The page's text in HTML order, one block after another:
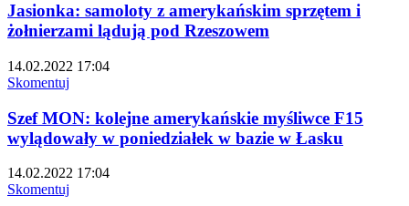
Jasionka: samoloty z amerykańskim sprzętem i
żołnierzami lądują pod Rzeszowem
14.02.2022 17:04
Skomentuj
Szef MON: kolejne amerykańskie myśliwce F15
wylądowały w poniedziałek w bazie w Łasku
14.02.2022 17:04
Skomentuj